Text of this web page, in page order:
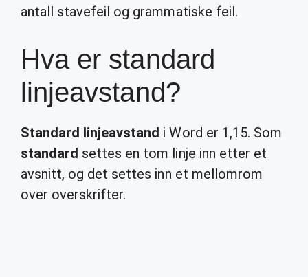
antall stavefeil og grammatiske feil.
Hva er standard
linjeavstand?
Standard linjeavstand i Word er 1,15. Som
standard settes en tom linje inn etter et
avsnitt, og det settes inn et mellomrom
over overskrifter.